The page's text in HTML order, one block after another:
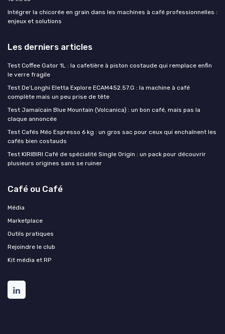
Intégrer la chicorée en grain dans les machines à café professionnelles :
enjeux et solutions
Les derniers articles
Test Coffee Gator 1L : la cafetière à piston costaude qui remplace enfin
le verre fragile
Test De’Longhi Eletta Explore ECAM452.57.G : la machine à café
complète mais un peu prise de tête
Test Jamaïcain Blue Mountain (Volcanica) : un bon café, mais pas la
claque annoncée
Test Cafés Méo Espresso 6 kg : un gros sac pour ceux qui enchaînent les
cafés bien costauds
Test KIRIBIRI Café de spécialité Single Origin : un pack pour découvrir
plusieurs origines sans se ruiner
Café ou Café
Média
Marketplace
Outils pratiques
Rejoindre le club
Kit média et RP